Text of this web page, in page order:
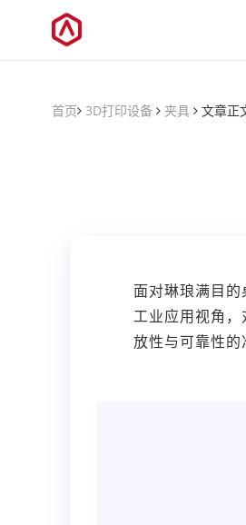
首页 3D打印设备 夹具 文章正
面对琳琅满目的
工业应用视角
放性与可靠性的